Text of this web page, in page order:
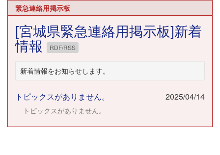
緊急連絡用掲示板
[宮城県緊急連絡用掲示板]新着
情報 RDF/RSS
新着情報をお知らせします。
トピックスがありません。 2025/04/14
トピックスがありません。